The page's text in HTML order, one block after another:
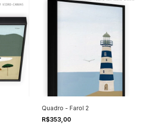
Quadro - Farol 2
R$353,00